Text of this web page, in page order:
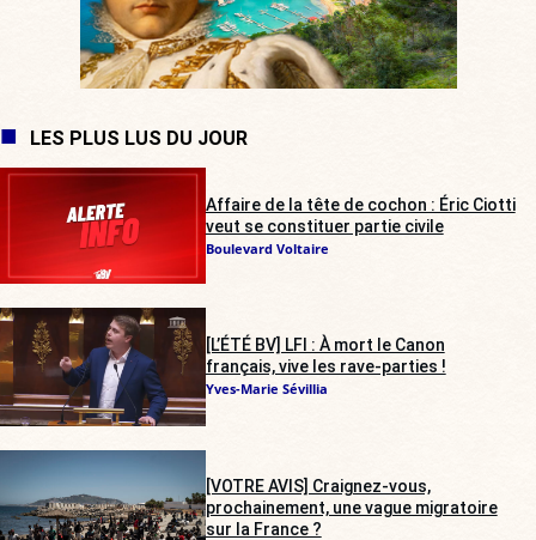
LES PLUS LUS DU JOUR
Affaire de la tête de cochon : Éric Ciotti
veut se constituer partie civile
Boulevard Voltaire
[L’ÉTÉ BV] LFI : À mort le Canon
français, vive les rave-parties !
Yves-Marie Sévillia
[VOTRE AVIS] Craignez-vous,
prochainement, une vague migratoire
sur la France ?